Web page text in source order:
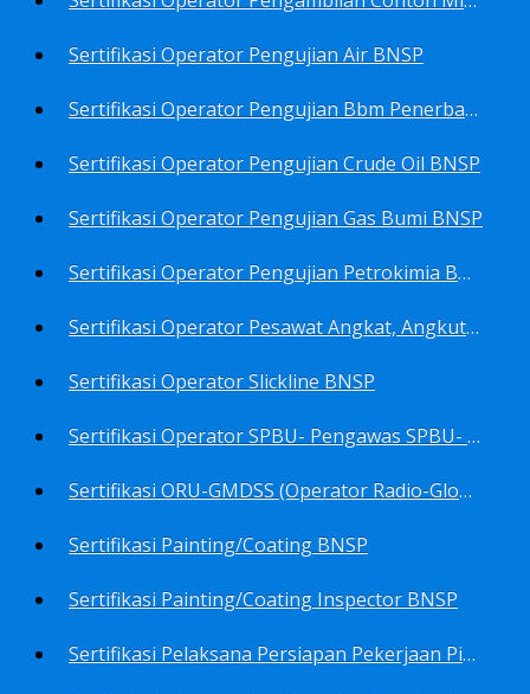
Sertifikasi Operator Pengujian Air BNSP
Sertifikasi Operator Pengujian Bbm Penerbangan Dan Non Penerbangan BNSP
Sertifikasi Operator Pengujian Crude Oil BNSP
Sertifikasi Operator Pengujian Gas Bumi BNSP
Sertifikasi Operator Pengujian Petrokimia BNSP
Sertifikasi Operator Pesawat Angkat, Angkut Dan Juru Ikat Beban BNSP
Sertifikasi Operator Slickline BNSP
Sertifikasi Operator SPBU- Pengawas SPBU- Teknisi SPBU- Teknisi Service Station SPBU BNSP
Sertifikasi ORU-GMDSS (Operator Radio-Global Maritime Distress&Safety System) BNSP
Sertifikasi Painting/Coating BNSP
Sertifikasi Painting/Coating Inspector BNSP
Sertifikasi Pelaksana Persiapan Pekerjaan Pims BNSP